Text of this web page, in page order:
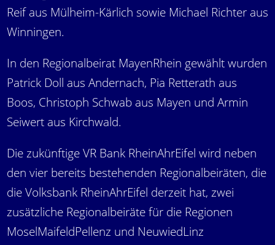
Reif aus Mülheim-Kärlich sowie Michael Richter aus
Winningen.
In den Regionalbeirat MayenRhein gewählt wurden
Patrick Doll aus Andernach, Pia Retterath aus
Boos, Christoph Schwab aus Mayen und Armin
Seiwert aus Kirchwald.
Die zukünftige VR Bank RheinAhrEifel wird neben
den vier bereits bestehenden Regionalbeiräten, die
die Volksbank RheinAhrEifel derzeit hat, zwei
zusätzliche Regionalbeiräte für die Regionen
MoselMaifeldPellenz und NeuwiedLinz